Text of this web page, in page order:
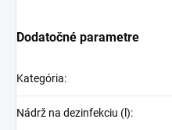
Dodatočné parametre
Kategória:
Nádrž na dezinfekciu (l):